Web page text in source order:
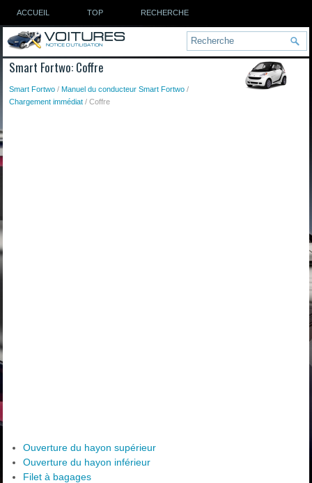
ACCUEIL TOP RECHERCHE
Smart Fortwo: Coffre
Smart Fortwo /Manuel du conducteur Smart Fortwo /
Chargement immédiat / Coffre
Ouverture du hayon supérieur
Ouverture du hayon inférieur
Filet à bagages